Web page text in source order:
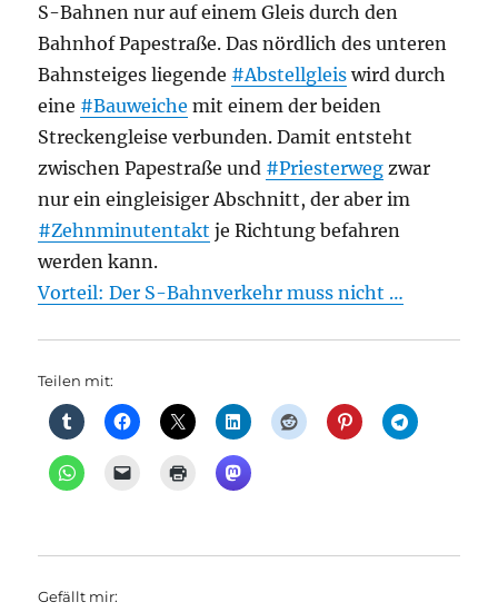
S-Bahnen nur auf einem Gleis durch den
Bahnhof Papestraße. Das nördlich des unteren
Bahnsteiges liegende #Abstellgleis wird durch
eine #Bauweiche mit einem der beiden
Streckengleise verbunden. Damit entsteht
zwischen Papestraße und #Priesterweg zwar
nur ein eingleisiger Abschnitt, der aber im
#Zehnminutentakt je Richtung befahren
werden kann.
Vorteil: Der S-Bahnverkehr muss nicht …
Teilen mit:
Gefällt mir: